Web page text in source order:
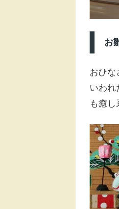
お
おひな
いわれ
も癒